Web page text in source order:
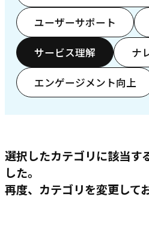
ユーザーサポート
サービス理解 ナ
エンゲージメント向上
選択したカテゴリに該当す
した。
再度、カテゴリを変更して